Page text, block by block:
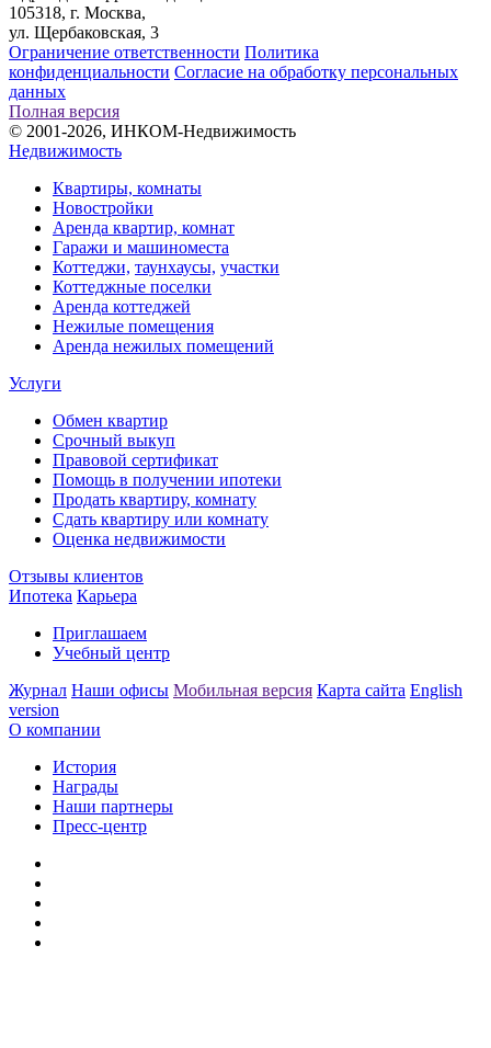
105318, г. Москва,
ул. Щербаковская, 3
Ограничение ответственности Политика
конфиденциальности Согласие на обработку персональных
данных
Полная версия
© 2001-2026, ИНКОМ-Недвижимость
Недвижимость
Квартиры, комнаты
Новостройки
Аренда квартир, комнат
Гаражи и машиноместа
Коттеджи, таунхаусы, участки
Коттеджные поселки
Аренда коттеджей
Нежилые помещения
Аренда нежилых помещений
Услуги
Обмен квартир
Срочный выкуп
Правовой сертификат
Помощь в получении ипотеки
Продать квартиру, комнату
Сдать квартиру или комнату
Оценка недвижимости
Отзывы клиентов
Ипотека Карьера
Приглашаем
Учебный центр
Журнал Наши офисы Мобильная версия Карта сайта English
version
О компании
История
Награды
Наши партнеры
Пресс-центр